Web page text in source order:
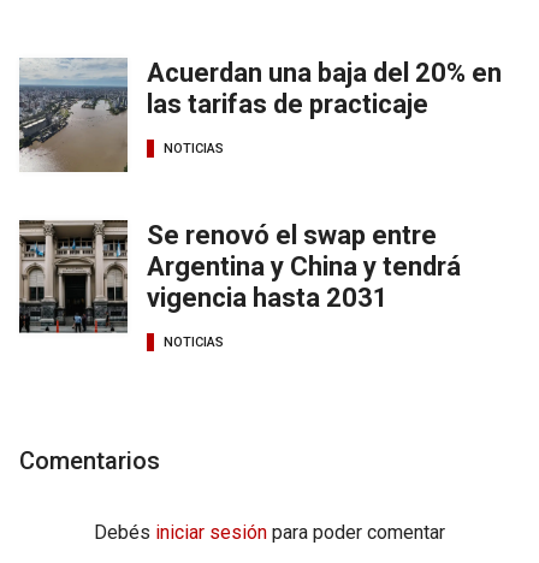
Acuerdan una baja del 20% en
las tarifas de practicaje
NOTICIAS
Se renovó el swap entre
Argentina y China y tendrá
vigencia hasta 2031
NOTICIAS
Comentarios
Debés iniciar sesión para poder comentar